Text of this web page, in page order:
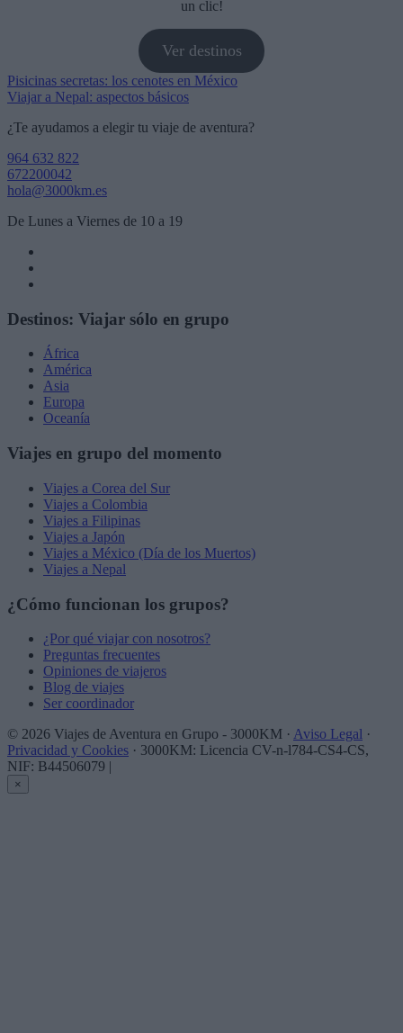
un clic!
Ver destinos
Navegación
de
entradas
Pisicinas secretas: los cenotes en México
Viajar a Nepal: aspectos básicos
¿Te ayudamos a elegir tu viaje de aventura?
964 632 822
672200042
hola@3000km.es
De Lunes a Viernes de 10 a 19
Destinos: Viajar sólo en grupo
África
América
Asia
Europa
Oceanía
Viajes en grupo del momento
Viajes a Corea del Sur
Viajes a Colombia
Viajes a Filipinas
Viajes a Japón
Viajes a México (Día de los Muertos)
Viajes a Nepal
¿Cómo funcionan los grupos?
¿Por qué viajar con nosotros?
Preguntas frecuentes
Opiniones de viajeros
Blog de viajes
Ser coordinador
© 2026 Viajes de Aventura en Grupo - 3000KM · Aviso Legal ·
Privacidad y Cookies · 3000KM: Licencia CV-n-l784-CS4-CS,
NIF: B44506079 |
×